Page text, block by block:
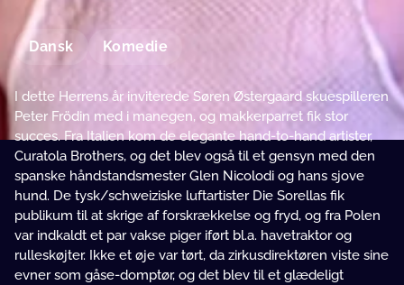
Dansk Komedie
I dette Herrens år inviterede Søren Østergaard skuespilleren
Peter Frödin med i manegen, og makkerparret fik stor
succes. Fra Italien kom de elegante hand-to-hand artister,
Curatola Brothers, og det blev også til et gensyn med den
spanske håndstandsmester Glen Nicolodi og hans sjove
hund. De tysk/schweiziske luftartister Die Sorellas fik
publikum til at skrige af forskrækkelse og fryd, og fra Polen
var indkaldt et par vakse piger iført bl.a. havetraktor og
rulleskøjter. Ikke et øje var tørt, da zirkusdirektøren viste sine
evner som gåse-domptør, og det blev til et glædeligt